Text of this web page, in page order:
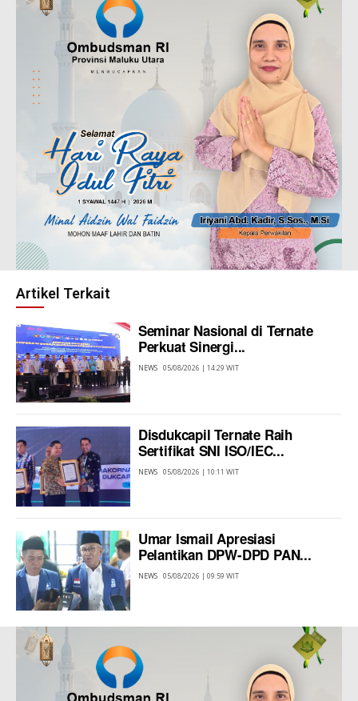
Artikel Terkait
Seminar Nasional di Ternate
Perkuat Sinergi...
NEWS 05/08/2026 | 14:29 WIT
Disdukcapil Ternate Raih
Sertifikat SNI ISO/IEC...
NEWS 05/08/2026 | 10:11 WIT
Umar Ismail Apresiasi
Pelantikan DPW-DPD PAN...
NEWS 05/08/2026 | 09:59 WIT